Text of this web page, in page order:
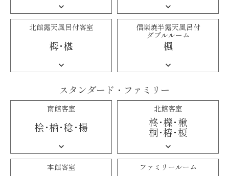
北館露天風呂付客室
栂・椹
信楽焼半露天風呂付
ダブルルーム
楓
スタンダード・ファミリー
南館客室
桧・楢・稔・楊
北館客室
柊・櫟・楸
桐・椿・榎
本館客室 ファミリールーム